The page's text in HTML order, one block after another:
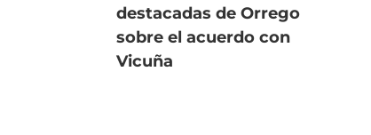
destacadas de Orrego
sobre el acuerdo con
Vicuña